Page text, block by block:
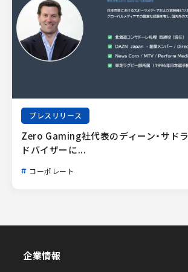
プレスリリース
Zero Gaming社代表のディーン・サド
ドバイザーに...
コーポレート
企業情報